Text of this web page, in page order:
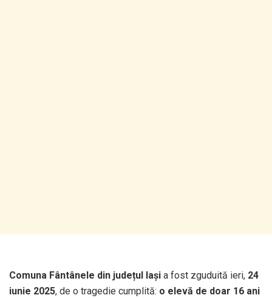
Comuna Fântânele din județul Iași a fost zguduită ieri, 24
iunie 2025, de o tragedie cumplită: o elevă de doar 16 ani